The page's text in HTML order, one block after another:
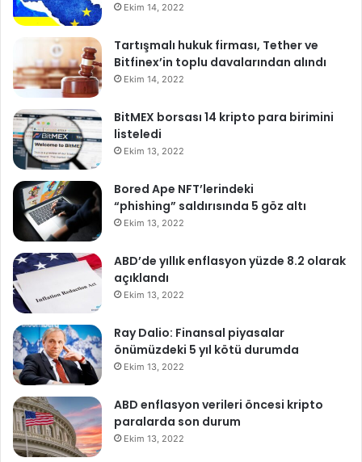
Ekim 14, 2022
Tartışmalı hukuk firması, Tether ve
Bitfinex’in toplu davalarından alındı
Ekim 14, 2022
BitMEX borsası 14 kripto para birimini
listeledi
Ekim 13, 2022
Bored Ape NFT’lerindeki
“phishing” saldırısında 5 göz altı
Ekim 13, 2022
ABD’de yıllık enflasyon yüzde 8.2 olarak
açıklandı
Ekim 13, 2022
Ray Dalio: Finansal piyasalar
önümüzdeki 5 yıl kötü durumda
Ekim 13, 2022
ABD enflasyon verileri öncesi kripto
paralarda son durum
Ekim 13, 2022